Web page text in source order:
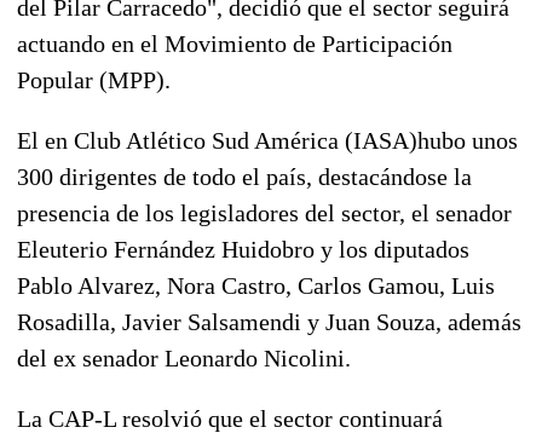
del Pilar Carracedo", decidió que el sector seguirá
actuando en el Movimiento de Participación
Popular (MPP).
El en Club Atlético Sud América (IASA)hubo unos
300 dirigentes de todo el país, destacándose la
presencia de los legisladores del sector, el senador
Eleuterio Fernández Huidobro y los diputados
Pablo Alvarez, Nora Castro, Carlos Gamou, Luis
Rosadilla, Javier Salsamendi y Juan Souza, además
del ex senador Leonardo Nicolini.
La CAP-L resolvió que el sector continuará